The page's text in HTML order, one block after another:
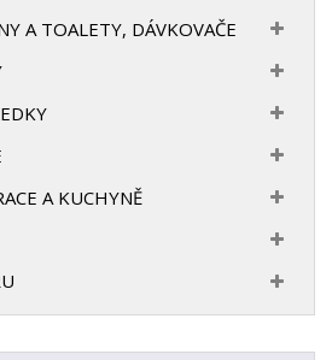
A TOALETY, DÁVKOVAČE
A KUCHYNĚ